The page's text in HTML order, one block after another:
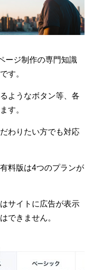
ージ制作の専門知識
す。
ようなボタン等、各
す。
わりたい方でも対応
料版は4つのプランが
サイトに広告が表示
できません。